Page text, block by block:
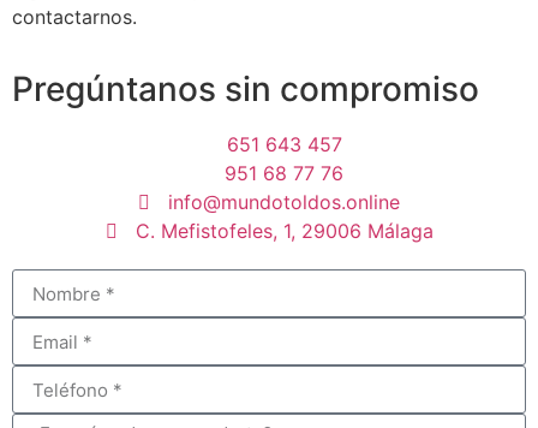
contactarnos.
Pregúntanos sin compromiso
651 643 457
951 68 77 76
info@mundotoldos.online
C. Mefistofeles, 1, 29006 Málaga